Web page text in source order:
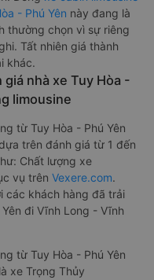
- Phú Yên này đang là
thường chọn vì sự riêng
Tất nhiên giá thành
khác.
nhà xe Tuy Hòa -
limousine
từ Tuy Hòa - Phú Yên
trên đánh giá từ 1 đến
Chất lượng xe
vụ trên Vexere.com.
các khách hàng đã trải
đi Vĩnh Long - Vĩnh
từ Tuy Hòa - Phú Yên
xe Trọng Thủy